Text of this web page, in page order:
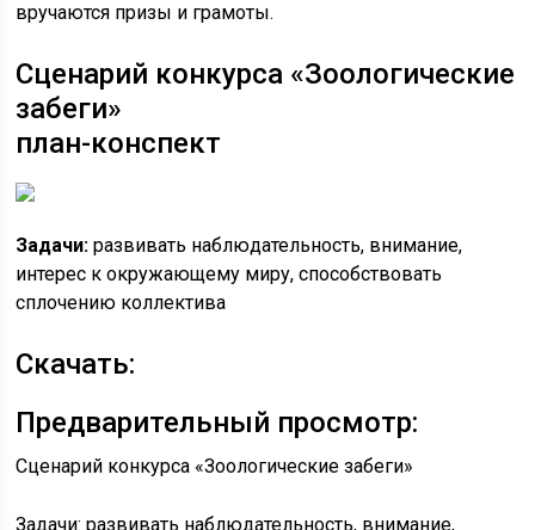
вручаются призы и грамоты.
Сценарий конкурса «Зоологические
забеги»
план-конспект
Задачи: развивать наблюдательность, внимание,
интерес к окружающему миру, способствовать
сплочению коллектива
Скачать:
Предварительный просмотр:
Сценарий конкурса «Зоологические забеги»
Задачи: развивать наблюдательность, внимание,